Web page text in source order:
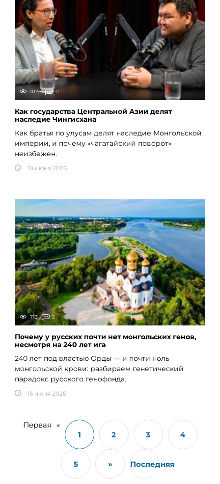
1026 0
Как государства Центральной Азии делят
наследие Чингисхана
Как братья по улусам делят наследие Монгольской
империи, и почему «чагатайский поворот»
неизбежен.
18 июня 2026
713 2
Почему у русских почти нет монгольских генов,
несмотря на 240 лет ига
240 лет под властью Орды — и почти ноль
монгольской крови: разбираем генетический
парадокс русского генофонда.
16 июня 2026
Первая
«
1
2 3 4
5 » Последняя